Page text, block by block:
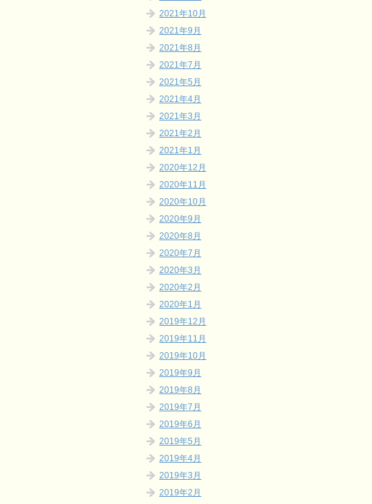
2021年10月
2021年9月
2021年8月
2021年7月
2021年5月
2021年4月
2021年3月
2021年2月
2021年1月
2020年12月
2020年11月
2020年10月
2020年9月
2020年8月
2020年7月
2020年3月
2020年2月
2020年1月
2019年12月
2019年11月
2019年10月
2019年9月
2019年8月
2019年7月
2019年6月
2019年5月
2019年4月
2019年3月
2019年2月